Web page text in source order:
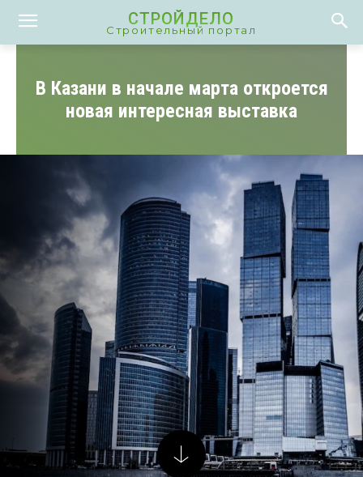
СТРОЙДЕЛО
Строительный портал
В Казани в начале марта откроется
новая интересная выставка